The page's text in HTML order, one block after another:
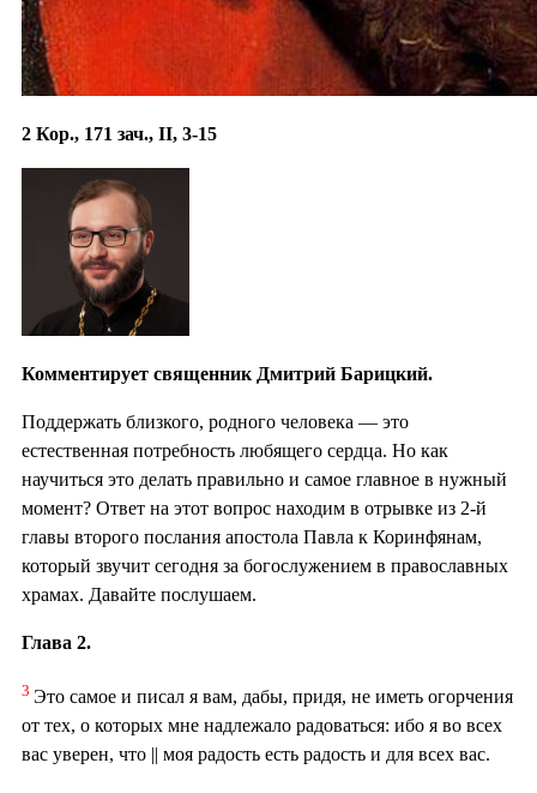
2 Кор., 171 зач., II, 3-15
Комментирует священник Дмитрий Барицкий.
Поддержать близкого, родного человека — это
естественная потребность любящего сердца. Но как
научиться это делать правильно и самое главное в нужный
момент? Ответ на этот вопрос находим в отрывке из 2-й
главы второго послания апостола Павла к Коринфянам,
который звучит сегодня за богослужением в православных
храмах. Давайте послушаем.
Глава 2.
3 Это самое и писал я вам, дабы, придя, не иметь огорчения
от тех, о которых мне надлежало радоваться: ибо я во всех
вас уверен, что || моя радость есть радость и для всех вас.